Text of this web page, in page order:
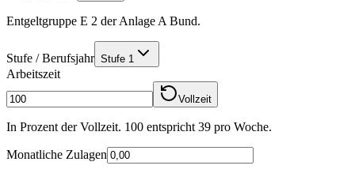
Entgeltgruppe E 2 der Anlage A Bund.
Stufe / Berufsjahr Stufe 1
Arbeitszeit
Vollzeit
In Prozent der Vollzeit. 100 entspricht 39 pro Woche.
Monatliche Zulagen